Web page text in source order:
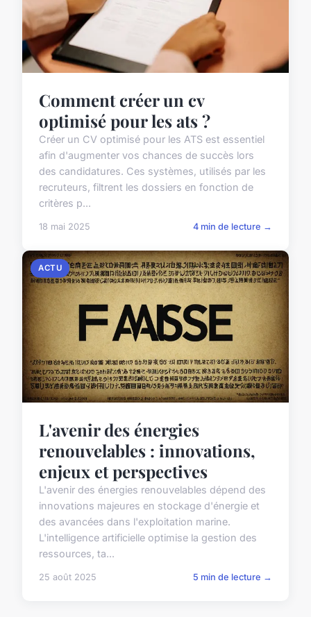
Comment créer un cv
optimisé pour les ats ?
Créer un CV optimisé pour les ATS est essentiel
afin d'augmenter vos chances de succès lors
des candidatures. Ces systèmes, utilisés par les
recruteurs, filtrent les dossiers en fonction de
critères p...
18 mai 2025 4 min de lecture →
ACTU
L'avenir des énergies
renouvelables : innovations,
enjeux et perspectives
L'avenir des énergies renouvelables dépend des
innovations majeures en stockage d'énergie et
des avancées dans l'exploitation marine.
L'intelligence artificielle optimise la gestion des
ressources, ta...
25 août 2025 5 min de lecture →